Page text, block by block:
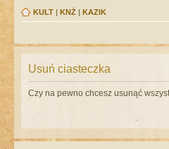
KULT | KNŻ | KAZIK
Usuń ciasteczka
Czy na pewno chcesz usunąć